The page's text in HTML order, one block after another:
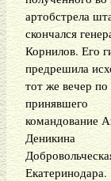
артобстрела
скончался
Корнилов. Его
предрешила
тот же вечер по
принявшего
командование
Деникина
Екатеринодара.